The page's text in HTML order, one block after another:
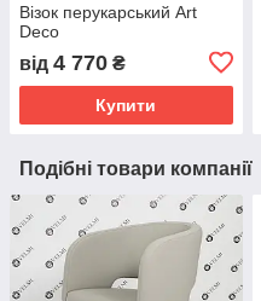
Візок перукарський Art
Deco
від 4 770 ₴
Купити
Подібні товари компанії